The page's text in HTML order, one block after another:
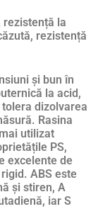
rezistență la
rezistență
și bun în
la acid,
dizolvarea
Rasina
utilizat
PS,
excelente de
ABS este
și stiren, A
iar S